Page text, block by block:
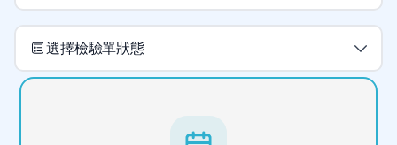
選擇檢驗單狀態